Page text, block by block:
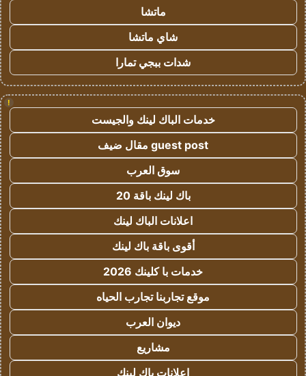
ماتشا
شاي ماتشا
شدات ببجي تمارا
!
خدمات الباك لينك والجيست
guest post مقال ضيف
سوق العرب
باك لينك باقة 20
اعلانات الباك لينك
أقوى باقة باك لينك
خدمات با كلينك 2026
موقع تجاربنا تجارب الحياه
ديوان العرب
مشاريع
اعلانات باك لينك